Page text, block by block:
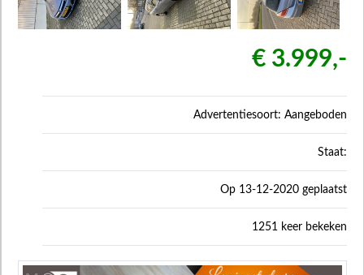
€ 3.999,-
Advertentiesoort: Aangeboden
Staat:
Op 13-12-2020 geplaatst
1251 keer bekeken